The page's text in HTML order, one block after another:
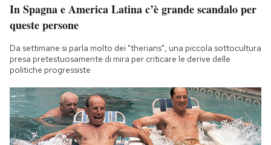
In Spagna e America Latina c’è grande scandalo per
queste persone
Da settimane si parla molto dei "therians", una piccola sottocultura
presa pretestuosamente di mira per criticare le derive delle
politiche progressiste